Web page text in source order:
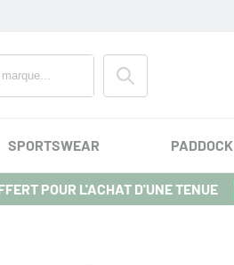
SPORTSWEAR PADDOCK
POUR L'ACHAT D'UNE TENUE